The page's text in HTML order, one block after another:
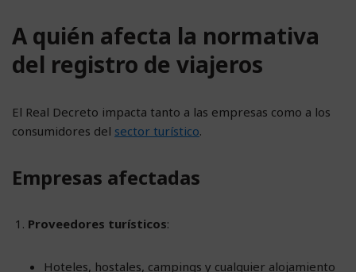
A quién afecta la normativa
del registro de viajeros
El Real Decreto impacta tanto a las empresas como a los
consumidores del sector turístico.
Empresas afectadas
Proveedores turísticos:
Hoteles, hostales, campings y cualquier alojamiento